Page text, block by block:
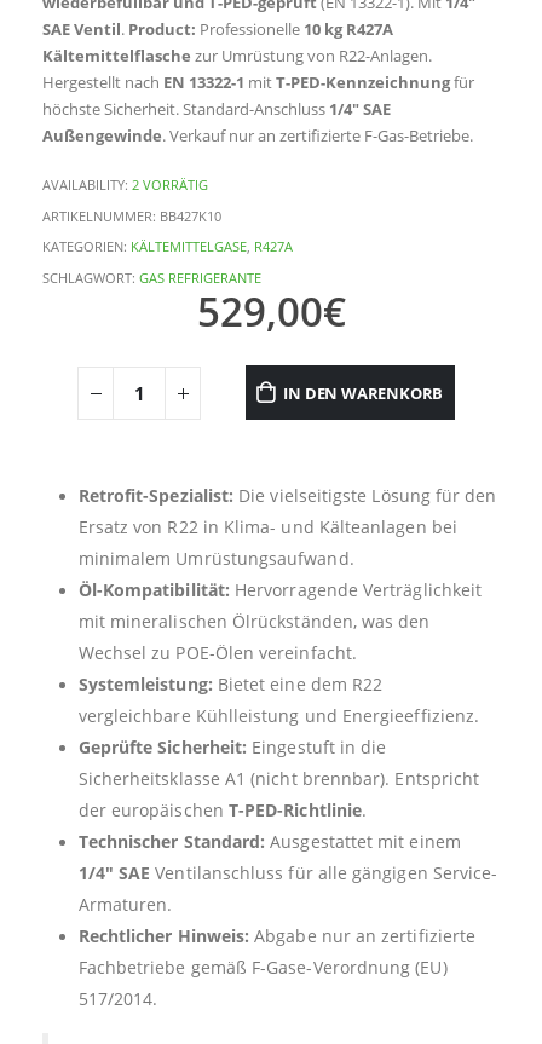
SAE Ventil. Product: Professionelle 10 kg R427A
Kältemittelflasche zur Umrüstung von R22-Anlagen.
Hergestellt nach EN 13322-1 mitT-PED-Kennzeichnungfür
höchste Sicherheit. Standard-Anschluss 1/4″ SAE
Außengewinde. Verkauf nur an zertifizierte F-Gas-Betriebe.
AVAILABILITY: 2 VORRÄTIG
ARTIKELNUMMER: BB427K10
KATEGORIEN: KÄLTEMITTELGASE, R427A
SCHLAGWORT: GAS REFRIGERANTE
529,00€
IN DEN WARENKORB
Retrofit-Spezialist: Die vielseitigste Lösung für den
Ersatz von R22 in Klima- und Kälteanlagen bei
minimalem Umrüstungsaufwand.
Öl-Kompatibilität: Hervorragende Verträglichkeit
mit mineralischen Ölrückständen, was den
Wechsel zu POE-Ölen vereinfacht.
Systemleistung: Bietet eine dem R22
vergleichbare Kühlleistung und Energieeffizienz.
Geprüfte Sicherheit: Eingestuft in die
Sicherheitsklasse A1 (nicht brennbar). Entspricht
der europäischen T-PED-Richtlinie.
Technischer Standard: Ausgestattet mit einem
1/4″ SAE Ventilanschluss für alle gängigen Service-
Armaturen.
Rechtlicher Hinweis: Abgabe nur an zertifizierte
Fachbetriebe gemäß F-Gase-Verordnung (EU)
517/2014.